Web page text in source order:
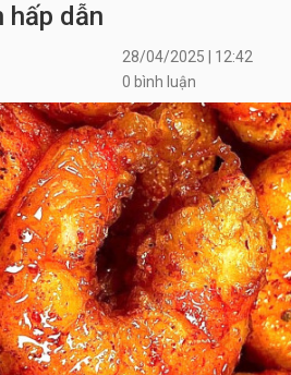
hấp dẫn
28/04/2025 | 12:42
0 bình luận